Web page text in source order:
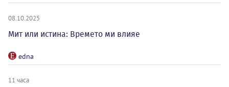
08.10.2025
Мит или истина: Времето ми влияе
edna
11 часа